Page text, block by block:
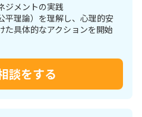
ジメントの実践
平理論）を理解し、心理的安
た具体的なアクションを開始
談をする